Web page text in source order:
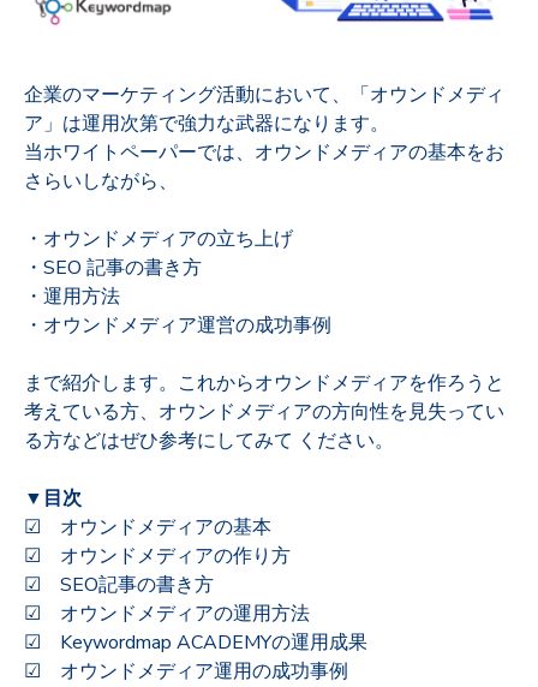
企業のマーケティング活動において、「オウンドメディ
ア」は運用次第で強力な武器になります。
当ホワイトペーパーでは、オウンドメディアの基本をお
さらいしながら、
・オウンドメディアの立ち上げ
・SEO 記事の書き方
・運用方法
・オウンドメディア運営の成功事例
まで紹介します。これからオウンドメディアを作ろうと
考えている方、オウンドメディアの方向性を見失ってい
る方などはぜひ参考にしてみて ください。
▼目次
☑ オウンドメディアの基本
☑ オウンドメディアの作り方
☑ SEO記事の書き方
☑ オウンドメディアの運用方法
☑ Keywordmap ACADEMYの運用成果
☑ オウンドメディア運用の成功事例